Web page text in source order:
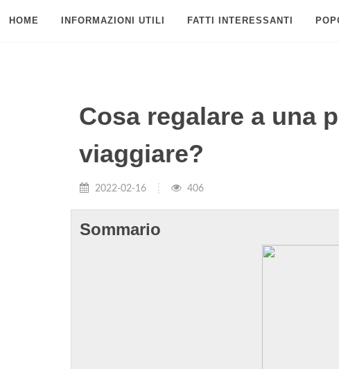
HOME INFORMAZIONI UTILI FATTI INTERESSANTI
Cosa regalare a una
viaggiare?
2022-02-16 406
Sommario